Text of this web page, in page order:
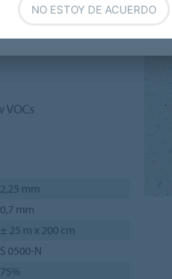
for demanding
and minimal
priority.
2,25 mm
0,7 mm
± 25 m x 200 cm
S 0500-N
75%
NO ESTOY DE ACUERDO